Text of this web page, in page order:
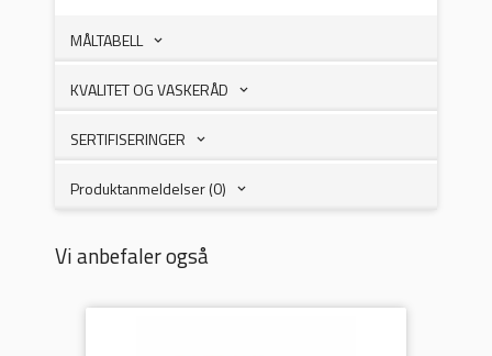
MÅLTABELL
KVALITET OG VASKERÅD
SERTIFISERINGER
Produktanmeldelser (0)
Vi anbefaler også